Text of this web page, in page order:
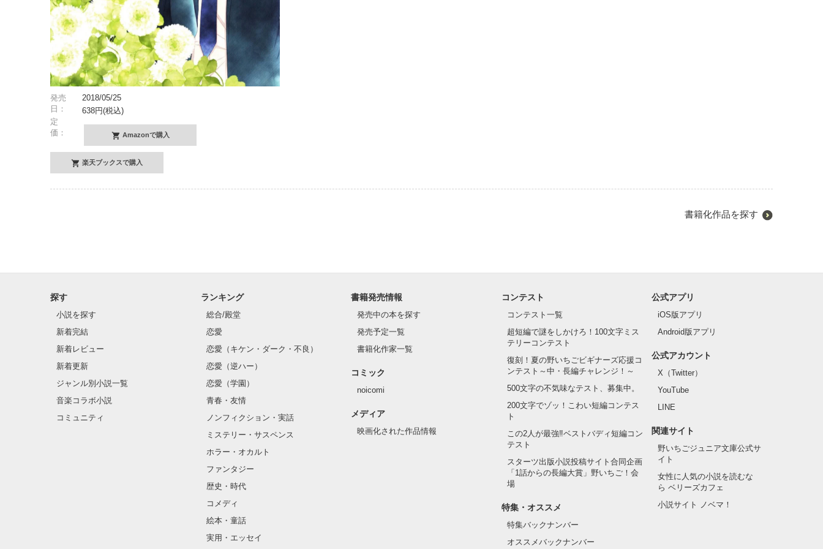
発売
日：
2018/05/25
定
価：
638円(税込)
Amazonで購入
楽天ブックスで購入
書籍化作品を探す
探す
小説を探す
新着完結
新着レビュー
新着更新
ジャンル別小説一覧
音楽コラボ小説
コミュニティ
ランキング
総合/殿堂
恋愛
恋愛（キケン・ダーク・不良）
恋愛（逆ハー）
恋愛（学園）
青春・友情
ノンフィクション・実話
ミステリー・サスペンス
ホラー・オカルト
ファンタジー
歴史・時代
コメディ
絵本・童話
実用・エッセイ
書籍発売情報
発売中の本を探す
発売予定一覧
書籍化作家一覧
コミック
noicomi
メディア
映画化された作品情報
コンテスト
コンテスト一覧
超短編で謎をしかけろ！100文字ミス
テリーコンテスト
復刻！夏の野いちごビギナーズ応援コ
ンテスト～中・長編チャレンジ！～
500文字の不気味なテスト、募集中。
200文字でゾッ！こわい短編コンテス
ト
この2人が最強‼ベストバディ短編コン
テスト
スターツ出版小説投稿サイト合同企画
「1話からの長編大賞」野いちご！会
場
特集・オススメ
特集バックナンバー
オススメバックナンバー
公式アプリ
iOS版アプリ
Android版アプリ
公式アカウント
X（Twitter）
YouTube
LINE
関連サイト
野いちごジュニア文庫公式サ
イト
女性に人気の小説を読むな
ら ベリーズカフェ
小説サイト ノベマ！